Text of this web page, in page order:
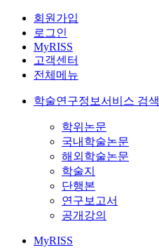
회원가입
로그인
MyRISS
고객센터
전체메뉴
학술연구정보서비스 검색
학위논문
국내학술논문
해외학술논문
학술지
단행본
연구보고서
공개강의
MyRISS